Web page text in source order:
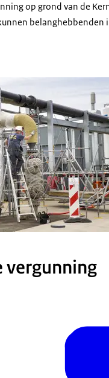
op grond van de
belanghebbenden
vergunning